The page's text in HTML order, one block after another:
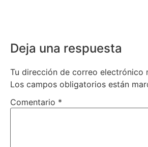
Deja una respuesta
Tu dirección de correo electrónico
Los campos obligatorios están
Comentario *